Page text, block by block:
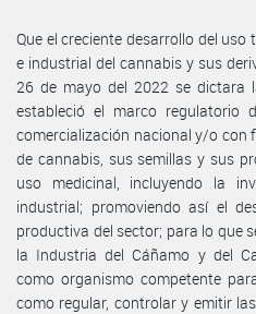
Que el creciente desarrollo del
e industrial del cannabis y sus
26 de mayo del 2022 se dictara
estableció el marco regulatorio
comercialización nacional y/o con
de cannabis, sus semillas y sus
uso medicinal, incluyendo la
industrial; promoviendo así el
productiva del sector; para lo que
la Industria del Cáñamo y del
como organismo competente
como regular, controlar y emitir